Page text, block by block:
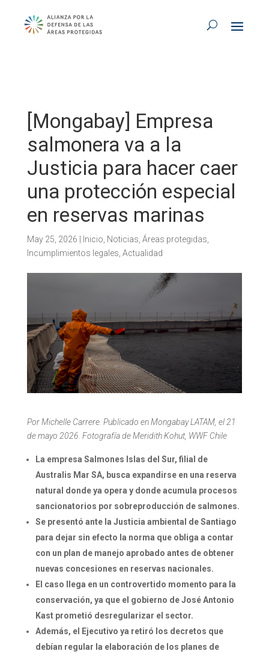
[Mongabay] Empresa
salmonera va a la
Justicia para hacer caer
una protección especial
en reservas marinas
May 25, 2026 Inicio Noticias Áreas protegidas
Incumplimientos legales Actualidad
Por Michelle Carrere. Publicado en Mongabay LATAM, el 21
de mayo 2026. Fotografía de Meridith Kohut, WWF Chile
La empresa Salmones Islas del Sur, filial de
Australis Mar SA, busca expandirse en una reserva
natural donde ya opera y donde acumula procesos
sancionatorios por sobreproducción de salmones.
Se presentó ante la Justicia ambiental de Santiago
para dejar sin efecto la norma que obliga a contar
con un plan de manejo aprobado antes de obtener
nuevas concesiones en reservas nacionales.
El caso llega en un controvertido momento para la
conservación, ya que el gobierno de José Antonio
Kast prometió desregularizar el sector.
Además, el Ejecutivo ya retiró los decretos que
debían regular la elaboración de los planes de